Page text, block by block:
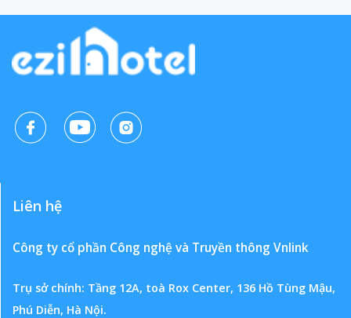
Liên hệ
Công ty cổ phần Công nghệ và Truyền thông Vnlink
Trụ sở chính: Tầng 12A, toà Rox Center, 136 Hồ Tùng Mậu,
Phú Diễn, Hà Nội.